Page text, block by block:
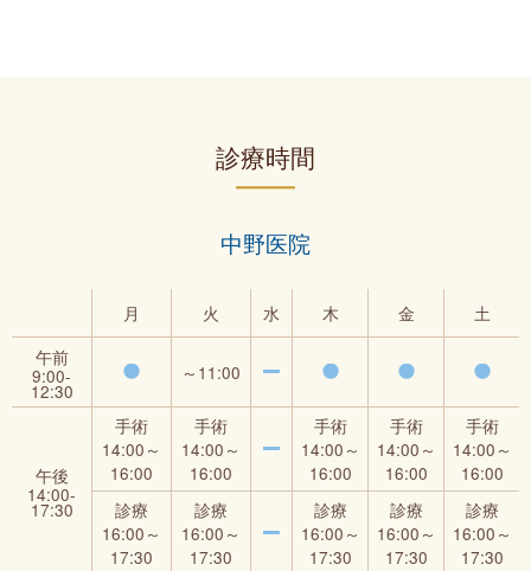
診療時間
中野医院
月 火 水 木 金
土
午前
9:00‐
12:30
～11:00
午後
14:00‐
17:30
手術
14:00～
16:00
手術
14:00～
16:00
手術
14:00～
16:00
手術
14:00～
16:00
手術
14:00～
16:00
診療
16:00～
17:30
診療
16:00～
17:30
診療
16:00～
17:30
診療
16:00～
17:30
診療
16:00～
17:30